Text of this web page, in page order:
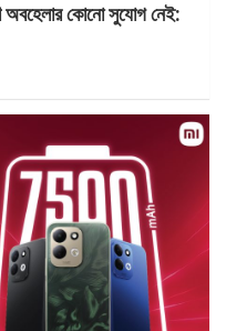
অবহেলার কোনো সুযোগ নেই: